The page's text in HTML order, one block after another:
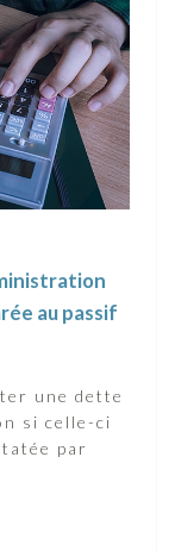
au passif
une dette
si celle-ci
par